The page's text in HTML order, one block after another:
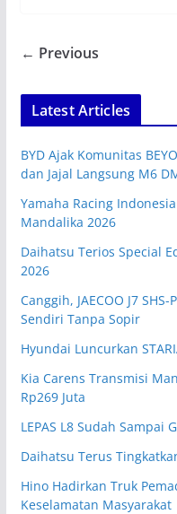
← Previous
Latest Articles
BYD Ajak Komunitas
dan Jajal Langsung M6
Yamaha Racing
Mandalika 2026
Daihatsu Terios Special
2026
Canggih, JAECOO J7
Sendiri Tanpa Sopir
Hyundai Luncurkan
Kia Carens Transmisi
Rp269 Juta
LEPAS L8 Sudah Sampai
Daihatsu Terus
Hino Hadirkan Truk
Keselamatan Masyarakat